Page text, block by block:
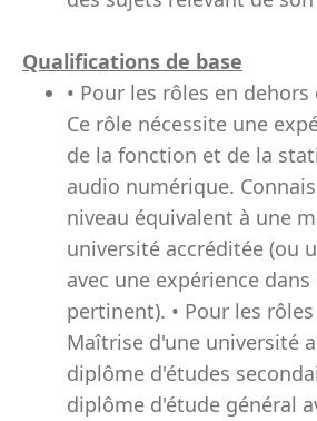
Qualifications de base
• Pour les rôles en dehors
Ce rôle nécessite une
de la fonction et de la
audio numérique.
niveau équivalent à une
université accréditée (ou
avec une expérience
pertinent). • Pour les
Maîtrise d'une université
diplôme d'études
diplôme d'étude général